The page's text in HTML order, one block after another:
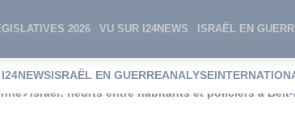
2026 VU SUR I24NEWS ISRAËL EN
ISRAËL EN GUERREANALYSE
Israël: heurts entre habitants et policiers à